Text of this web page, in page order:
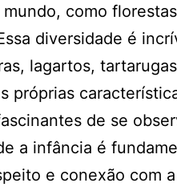
como
diversidade é
lagartos,
próprias
de se
a infância é
e conexão com